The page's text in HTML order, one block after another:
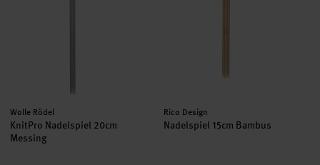
Hersteller:
Wolle Rödel
KnitPro Nadelspiel 20cm
Messing
Hersteller:
Rico Design
Nadelspiel 15cm Bambus